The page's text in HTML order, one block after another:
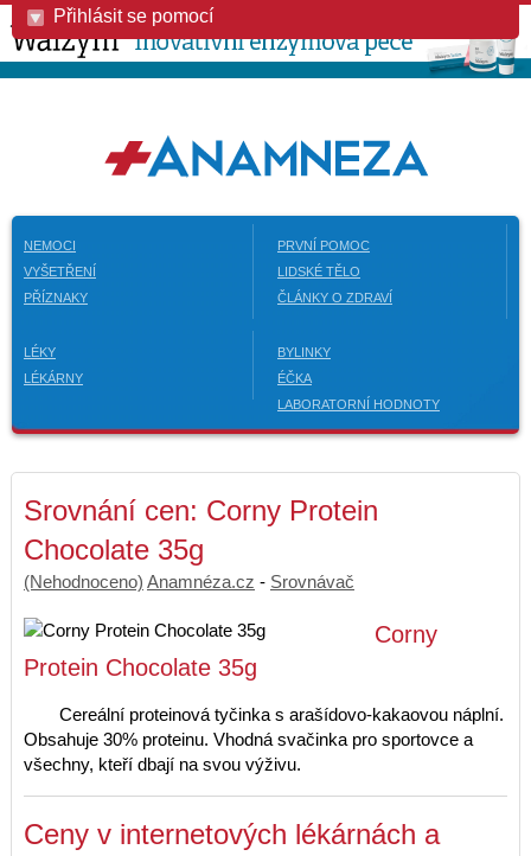
Přihlásit se pomocí
NEMOCI
VYŠETŘENÍ
PŘÍZNAKY
PRVNÍ POMOC
LIDSKÉ TĚLO
ČLÁNKY O ZDRAVÍ
LÉKY
LÉKÁRNY
BYLINKY
ÉČKA
LABORATORNÍ HODNOTY
Srovnání cen: Corny Protein
Chocolate 35g
(Nehodnoceno) Anamnéza.cz - Srovnávač
Corny
Protein Chocolate 35g
Cereální proteinová tyčinka s arašídovo-kakaovou náplní.
Obsahuje 30% proteinu. Vhodná svačinka pro sportovce a
všechny, kteří dbají na svou výživu.
Ceny v internetových lékárnách a